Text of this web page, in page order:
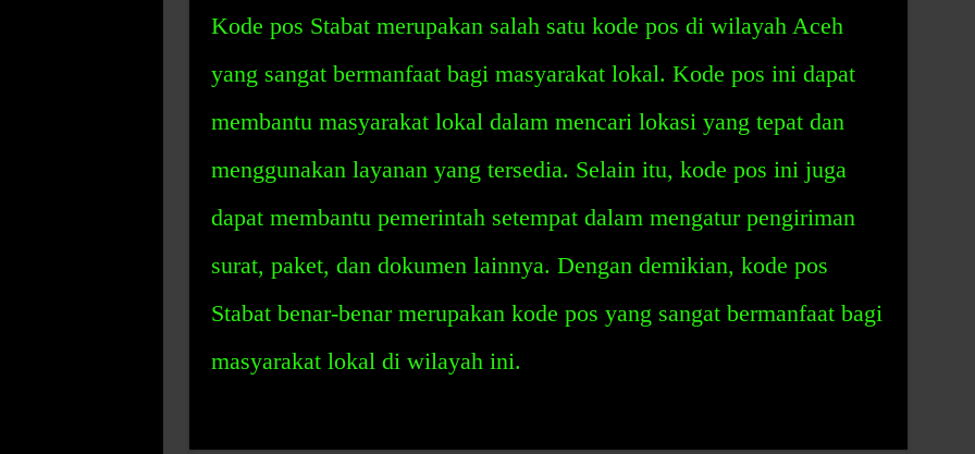
Kode pos Stabat merupakan salah satu kode pos di wilayah Aceh
yang sangat bermanfaat bagi masyarakat lokal. Kode pos ini dapat
membantu masyarakat lokal dalam mencari lokasi yang tepat dan
menggunakan layanan yang tersedia. Selain itu, kode pos ini juga
dapat membantu pemerintah setempat dalam mengatur pengiriman
surat, paket, dan dokumen lainnya. Dengan demikian, kode pos
Stabat benar-benar merupakan kode pos yang sangat bermanfaat bagi
masyarakat lokal di wilayah ini.